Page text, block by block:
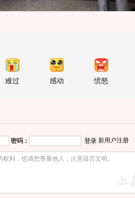
难过 感动 愤怒
密码： 新用户注册